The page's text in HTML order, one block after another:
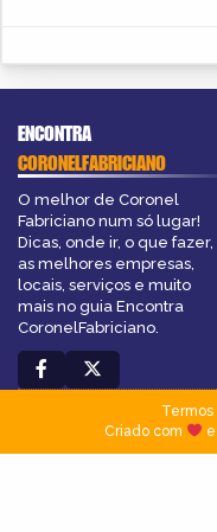
ENCONTRA
CORONELFABRICIANO
O melhor de Coronel
Fabriciano num só lugar!
Dicas, onde ir, o que fazer,
as melhores empresas,
locais, serviços e muito
mais no guia Encontra
CoronelFabriciano.
Termos|
Criado com
e